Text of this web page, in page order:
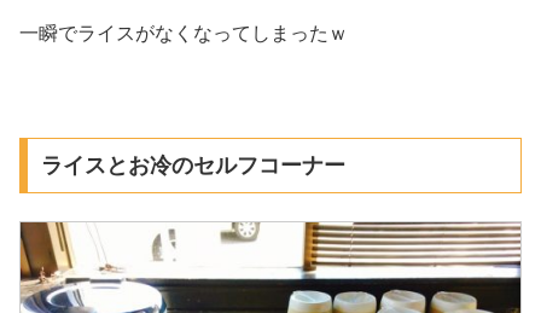
一瞬でライスがなくなってしまったｗ
ライスとお冷のセルフコーナー